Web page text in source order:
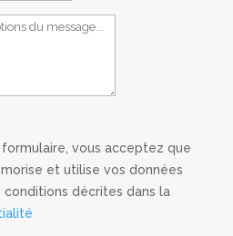
vous acceptez que
et utilise vos données
décrites dans la